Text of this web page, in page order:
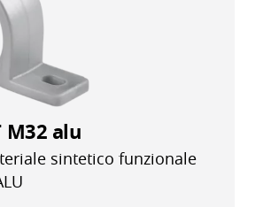
M32 alu
sintetico funzionale